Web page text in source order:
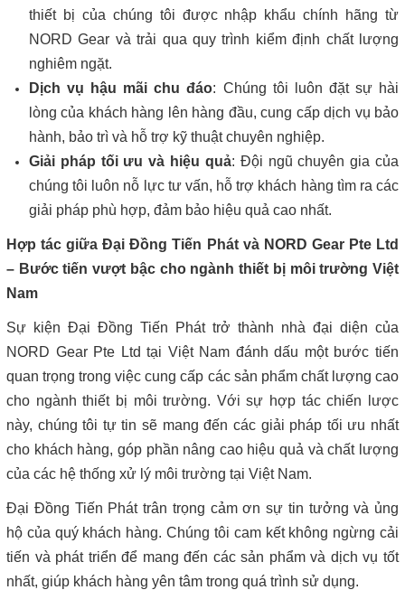
thiết bị của chúng tôi được nhập khẩu chính hãng từ
NORD Gear và trải qua quy trình kiểm định chất lượng
nghiêm ngặt.
Dịch vụ hậu mãi chu đáo: Chúng tôi luôn đặt sự hài
lòng của khách hàng lên hàng đầu, cung cấp dịch vụ bảo
hành, bảo trì và hỗ trợ kỹ thuật chuyên nghiệp.
Giải pháp tối ưu và hiệu quả: Đội ngũ chuyên gia của
chúng tôi luôn nỗ lực tư vấn, hỗ trợ khách hàng tìm ra các
giải pháp phù hợp, đảm bảo hiệu quả cao nhất.
Hợp tác giữa Đại Đồng Tiến Phát và NORD Gear Pte Ltd
– Bước tiến vượt bậc cho ngành thiết bị môi trường Việt
Nam
Sự kiện Đại Đồng Tiến Phát trở thành nhà đại diện của
NORD Gear Pte Ltd tại Việt Nam đánh dấu một bước tiến
quan trọng trong việc cung cấp các sản phẩm chất lượng cao
cho ngành thiết bị môi trường. Với sự hợp tác chiến lược
này, chúng tôi tự tin sẽ mang đến các giải pháp tối ưu nhất
cho khách hàng, góp phần nâng cao hiệu quả và chất lượng
của các hệ thống xử lý môi trường tại Việt Nam.
Đại Đồng Tiến Phát trân trọng cảm ơn sự tin tưởng và ủng
hộ của quý khách hàng. Chúng tôi cam kết không ngừng cải
tiến và phát triển để mang đến các sản phẩm và dịch vụ tốt
nhất, giúp khách hàng yên tâm trong quá trình sử dụng.